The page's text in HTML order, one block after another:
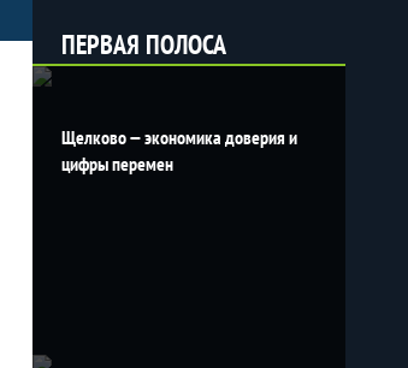
ПЕРВАЯ ПОЛОСА
Щелково — экономика доверия и
цифры перемен